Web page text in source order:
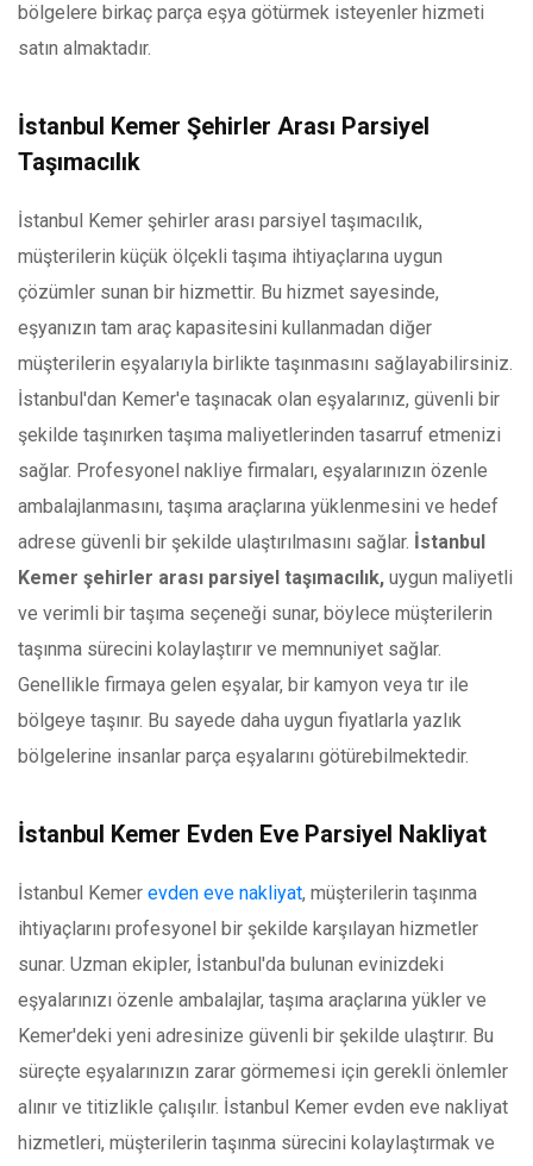
bölgelere birkaç parça eşya götürmek isteyenler hizmeti
satın almaktadır.
İstanbul Kemer Şehirler Arası Parsiyel
Taşımacılık
İstanbul Kemer şehirler arası parsiyel taşımacılık,
müşterilerin küçük ölçekli taşıma ihtiyaçlarına uygun
çözümler sunan bir hizmettir. Bu hizmet sayesinde,
eşyanızın tam araç kapasitesini kullanmadan diğer
müşterilerin eşyalarıyla birlikte taşınmasını sağlayabilirsiniz.
İstanbul'dan Kemer'e taşınacak olan eşyalarınız, güvenli bir
şekilde taşınırken taşıma maliyetlerinden tasarruf etmenizi
sağlar. Profesyonel nakliye firmaları, eşyalarınızın özenle
ambalajlanmasını, taşıma araçlarına yüklenmesini ve hedef
adrese güvenli bir şekilde ulaştırılmasını sağlar. İstanbul
Kemer şehirler arası parsiyel taşımacılık, uygun maliyetli
ve verimli bir taşıma seçeneği sunar, böylece müşterilerin
taşınma sürecini kolaylaştırır ve memnuniyet sağlar.
Genellikle firmaya gelen eşyalar, bir kamyon veya tır ile
bölgeye taşınır. Bu sayede daha uygun fiyatlarla yazlık
bölgelerine insanlar parça eşyalarını götürebilmektedir.
İstanbul Kemer Evden Eve Parsiyel Nakliyat
İstanbul Kemer evden eve nakliyat, müşterilerin taşınma
ihtiyaçlarını profesyonel bir şekilde karşılayan hizmetler
sunar. Uzman ekipler, İstanbul'da bulunan evinizdeki
eşyalarınızı özenle ambalajlar, taşıma araçlarına yükler ve
Kemer'deki yeni adresinize güvenli bir şekilde ulaştırır. Bu
süreçte eşyalarınızın zarar görmemesi için gerekli önlemler
alınır ve titizlikle çalışılır. İstanbul Kemer evden eve nakliyat
hizmetleri, müşterilerin taşınma sürecini kolaylaştırmak ve